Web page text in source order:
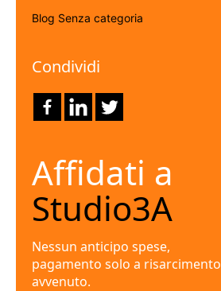
Blog Senza categoria
Condividi
Affidati a
Studio3A
Nessun anticipo spese,
pagamento solo a risarcimento
avvenuto.